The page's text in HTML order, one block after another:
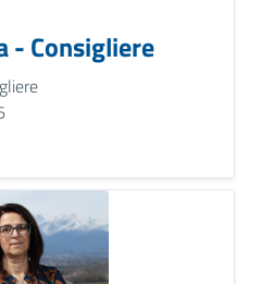
- Consigliere